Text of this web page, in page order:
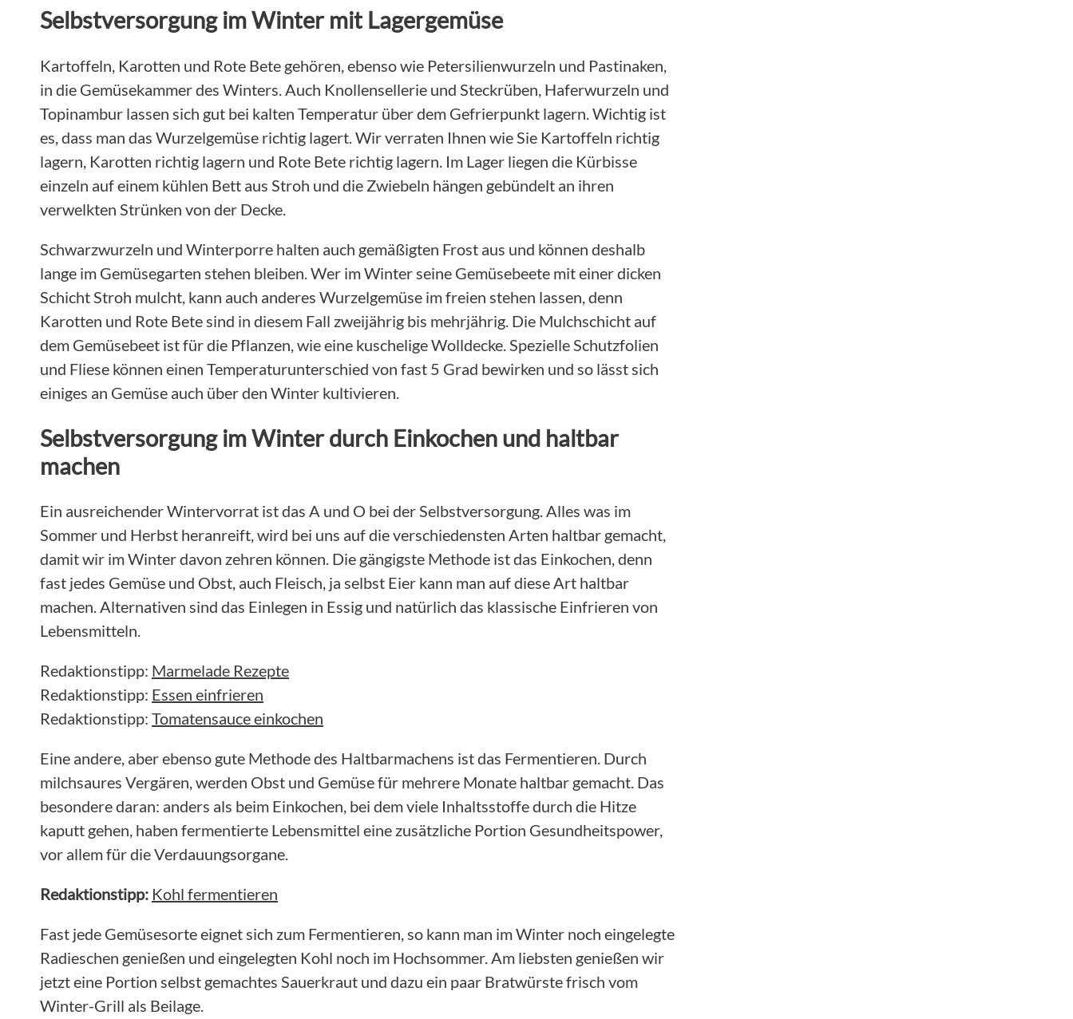
Selbstversorgung im Winter mit Lagergemüse
Kartoffeln, Karotten und Rote Bete gehören, ebenso wie Petersilienwurzeln und Pastinaken,
in die Gemüsekammer des Winters. Auch Knollensellerie und Steckrüben, Haferwurzeln und
Topinambur lassen sich gut bei kalten Temperatur über dem Gefrierpunkt lagern. Wichtig ist
es, dass man das Wurzelgemüse richtig lagert. Wir verraten Ihnen wie Sie Kartoffeln richtig
lagern, Karotten richtig lagern und Rote Bete richtig lagern. Im Lager liegen die Kürbisse
einzeln auf einem kühlen Bett aus Stroh und die Zwiebeln hängen gebündelt an ihren
verwelkten Strünken von der Decke.
Schwarzwurzeln und Winterporre halten auch gemäßigten Frost aus und können deshalb
lange im Gemüsegarten stehen bleiben. Wer im Winter seine Gemüsebeete mit einer dicken
Schicht Stroh mulcht, kann auch anderes Wurzelgemüse im freien stehen lassen, denn
Karotten und Rote Bete sind in diesem Fall zweijährig bis mehrjährig. Die Mulchschicht auf
dem Gemüsebeet ist für die Pflanzen, wie eine kuschelige Wolldecke. Spezielle Schutzfolien
und Fliese können einen Temperaturunterschied von fast 5 Grad bewirken und so lässt sich
einiges an Gemüse auch über den Winter kultivieren.
Selbstversorgung im Winter durch Einkochen und haltbar
machen
Ein ausreichender Wintervorrat ist das A und O bei der Selbstversorgung. Alles was im
Sommer und Herbst heranreift, wird bei uns auf die verschiedensten Arten haltbar gemacht,
damit wir im Winter davon zehren können. Die gängigste Methode ist das Einkochen, denn
fast jedes Gemüse und Obst, auch Fleisch, ja selbst Eier kann man auf diese Art haltbar
machen. Alternativen sind das Einlegen in Essig und natürlich das klassische Einfrieren von
Lebensmitteln.
Redaktionstipp: Marmelade Rezepte
Redaktionstipp: Essen einfrieren
Redaktionstipp: Tomatensauce einkochen
Eine andere, aber ebenso gute Methode des Haltbarmachens ist das Fermentieren. Durch
milchsaures Vergären, werden Obst und Gemüse für mehrere Monate haltbar gemacht. Das
besondere daran: anders als beim Einkochen, bei dem viele Inhaltsstoffe durch die Hitze
kaputt gehen, haben fermentierte Lebensmittel eine zusätzliche Portion Gesundheitspower,
vor allem für die Verdauungsorgane.
Redaktionstipp: Kohl fermentieren
Fast jede Gemüsesorte eignet sich zum Fermentieren, so kann man im Winter noch eingelegte
Radieschen genießen und eingelegten Kohl noch im Hochsommer. Am liebsten genießen wir
jetzt eine Portion selbst gemachtes Sauerkraut und dazu ein paar Bratwürste frisch vom
Winter-Grill als Beilage.